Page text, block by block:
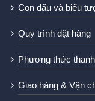
Con dấu và biểu
Quy trình đặt hàng
Phương thức
Giao hàng & Vận